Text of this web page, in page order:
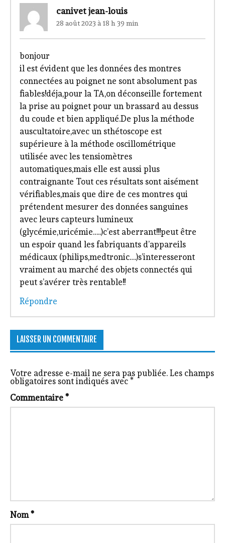
canivet jean-louis
28 août 2023 à 18 h 39 min
bonjour
il est évident que les données des montres
connectées au poignet ne sont absolument pas
fiables!déja,pour la TA,on déconseille fortement
la prise au poignet pour un brassard au dessus
du coude et bien appliqué.De plus la méthode
auscultatoire,avec un sthétoscope est
supérieure à la méthode oscillométrique
utilisée avec les tensiomètres
automatiques,mais elle est aussi plus
contraignante Tout ces résultats sont aisément
vérifiables,mais que dire de ces montres qui
prétendent mesurer des données sanguines
avec leurs capteurs lumineux
(glycémie,uricémie…..)c’est aberrant!!!peut être
un espoir quand les fabriquants d’appareils
médicaux (philips,medtronic….)s’interesseront
vraiment au marché des objets connectés qui
peut s’avérer très rentable!!
Répondre
LAISSER UN COMMENTAIRE
Votre adresse e-mail ne sera pas publiée. Les champs
obligatoires sont indiqués avec*
Commentaire*
Nom*